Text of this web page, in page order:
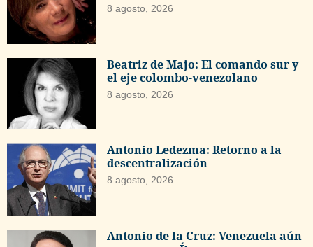
8 agosto, 2026
Beatriz de Majo: El comando sur y
el eje colombo-venezolano
8 agosto, 2026
Antonio Ledezma: Retorno a la
descentralización
8 agosto, 2026
Antonio de la Cruz: Venezuela aún